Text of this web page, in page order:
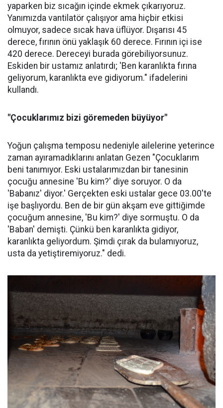
yaparken biz sıcağın içinde ekmek çıkarıyoruz.
Yanımızda vantilatör çalışıyor ama hiçbir etkisi
olmuyor, sadece sıcak hava üflüyor. Dışarısı 45
derece, fırının önü yaklaşık 60 derece. Fırının içi ise
420 derece. Dereceyi burada görebiliyorsunuz.
Eskiden bir ustamız anlatırdı; 'Ben karanlıkta fırına
geliyorum, karanlıkta eve gidiyorum." ifadelerini
kullandı.
"Çocuklarımız bizi göremeden büyüyor"
Yoğun çalışma temposu nedeniyle ailelerine yeterince
zaman ayıramadıklarını anlatan Gezen "Çocuklarım
beni tanımıyor. Eski ustalarımızdan bir tanesinin
çocuğu annesine 'Bu kim?' diye soruyor. O da
'Babanız' diyor.' Gerçekten eski ustalar gece 03.00'te
işe başlıyordu. Ben de bir gün akşam eve gittiğimde
çocuğum annesine, 'Bu kim?' diye sormuştu. O da
'Baban' demişti. Çünkü ben karanlıkta gidiyor,
karanlıkta geliyordum. Şimdi çırak da bulamıyoruz,
usta da yetiştiremiyoruz." dedi.